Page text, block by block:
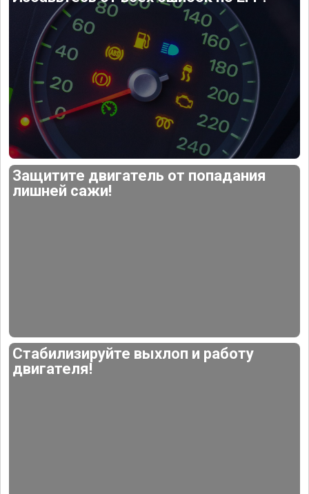
Защитите двигатель от попадания
лишней сажи!
Стабилизируйте выхлоп и работу
двигателя!